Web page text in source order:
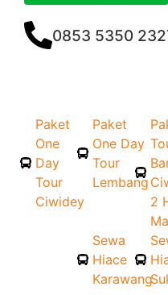
0853 5350
Paket
One
Day
Tour
Ciwidey
Paket
One Day
Tour
Lembang
2
Sewa
Hiace
Karawang